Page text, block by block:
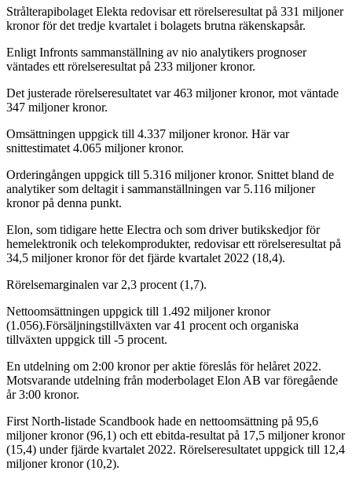
Strålterapibolaget Elekta redovisar ett rörelseresultat på 331 miljoner
kronor för det tredje kvartalet i bolagets brutna räkenskapsår.
Enligt Infronts sammanställning av nio analytikers prognoser
väntades ett rörelseresultat på 233 miljoner kronor.
Det justerade rörelseresultatet var 463 miljoner kronor, mot väntade
347 miljoner kronor.
Omsättningen uppgick till 4.337 miljoner kronor. Här var
snittestimatet 4.065 miljoner kronor.
Orderingången uppgick till 5.316 miljoner kronor. Snittet bland de
analytiker som deltagit i sammanställningen var 5.116 miljoner
kronor på denna punkt.
Elon, som tidigare hette Electra och som driver butikskedjor för
hemelektronik och telekomprodukter, redovisar ett rörelseresultat på
34,5 miljoner kronor för det fjärde kvartalet 2022 (18,4).
Rörelsemarginalen var 2,3 procent (1,7).
Nettoomsättningen uppgick till 1.492 miljoner kronor
(1.056).Försäljningstillväxten var 41 procent och organiska
tillväxten uppgick till -5 procent.
En utdelning om 2:00 kronor per aktie föreslås för helåret 2022.
Motsvarande utdelning från moderbolaget Elon AB var föregående
år 3:00 kronor.
First North-listade Scandbook hade en nettoomsättning på 95,6
miljoner kronor (96,1) och ett ebitda-resultat på 17,5 miljoner kronor
(15,4) under fjärde kvartalet 2022. Rörelseresultatet uppgick till 12,4
miljoner kronor (10,2).